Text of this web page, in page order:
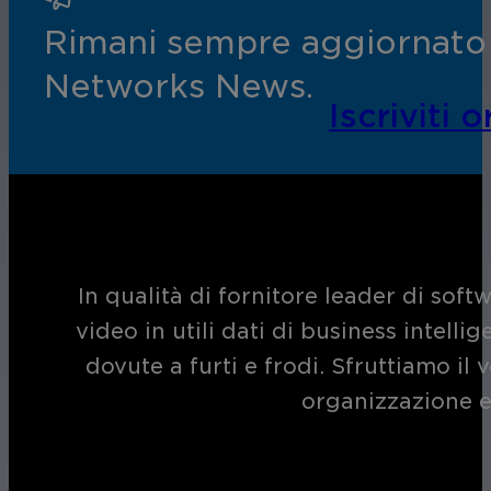
Assicura la sicurezza di scuole,
apprendimento, nel rispetto della
Migliorate la sicurezza degli ospiti,
della vostra struttura.
Rimani sempre
Networks News.
Iscriviti
In qualità di fornitore leader di
video in utili dati di business
dovute a furti e frodi. Sfruttiamo il
organizzazione